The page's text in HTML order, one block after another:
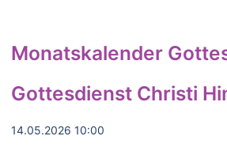
Monatskalender
Gottesdienst Christi
14.05.2026 10:00